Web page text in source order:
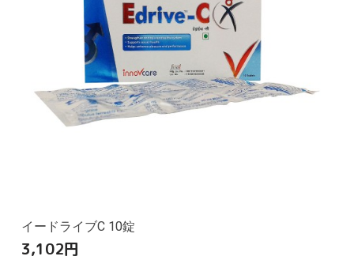
イードライブC 10錠
3,102円